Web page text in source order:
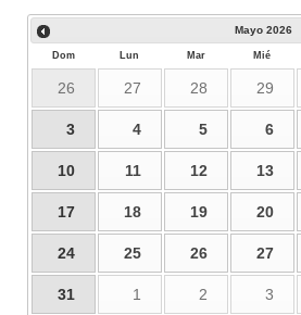
Mayo 2026
Dom Lun Mar Mié
26 27 28 29
3 4 5 6
10 11 12 13
17 18 19 20
24 25 26 27
31 1 2 3